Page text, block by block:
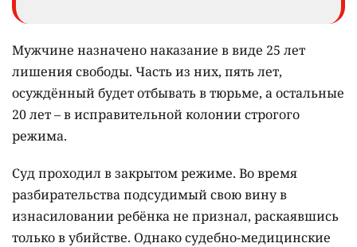
Мужчине назначено наказание в виде 25 лет
лишения свободы. Часть из них, пять лет,
осуждённый будет отбывать в тюрьме, а остальные
20 лет – в исправительной колонии строгого
режима.
Суд проходил в закрытом режиме. Во время
разбирательства подсудимый свою вину в
изнасиловании ребёнка не признал, раскаявшись
только в убийстве. Однако судебно-медицинские